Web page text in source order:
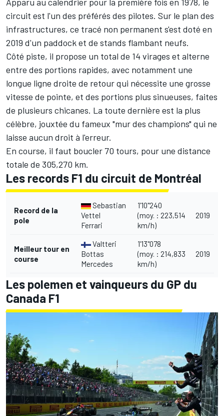
circuit est l'un des préférés des pilotes. Sur le plan des
infrastructures, ce tracé non permanent s'est doté en
2019 d'un paddock et de stands flambant neufs.
Côté piste, il propose un total de 14 virages et alterne
entre des portions rapides, avec notamment une
longue ligne droite de retour qui nécessite une grosse
vitesse de pointe, et des portions plus sinueuses, faites
de plusieurs chicanes. La toute dernière est la plus
célèbre, jouxtée du fameux "mur des champions" qui ne
laisse aucun droit à l'erreur.
En course, il faut boucler 70 tours, pour une distance
totale de 305,270 km.
Les records F1 du circuit de Montréal
Record de la
pole
Sebastian
Vettel
Ferrari
1'10"240
(moy. : 223,514
km/h)
2019
Meilleur tour en
course
Valtteri
Bottas
Mercedes
1'13"078
(moy. : 214,833
km/h)
2019
Les polemen et vainqueurs du GP du
Canada F1